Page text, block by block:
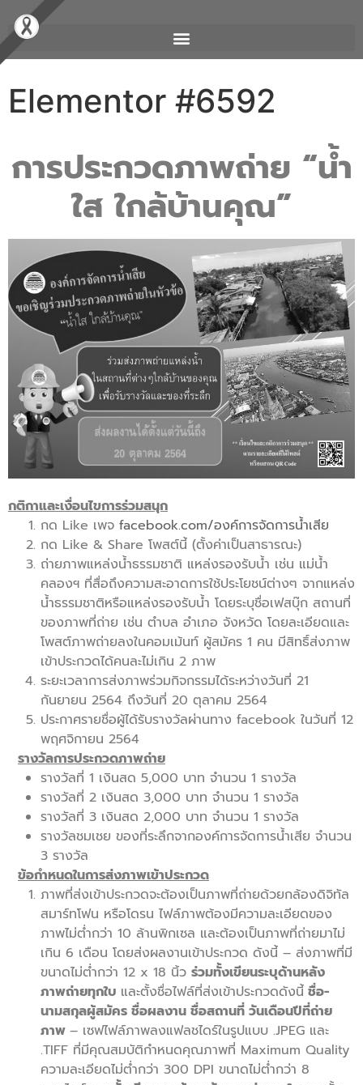
Elementor #6592
การประกวดภาพถ่าย “น้ำ
ใส ใกล้บ้านคุณ”
กติกาและเงื่อนไขการร่วมสนุก
กด Like เพจ facebook.com/องค์การจัดการน้ำเสีย
กด Like & Share โพสต์นี้ (ตั้งค่าเป็นสาธารณะ)
ถ่ายภาพแหล่งน้ำธรรมชาติ แหล่งรองรับน้ำ เช่น แม่น้ำ
คลองฯ ที่สื่อถึงความสะอาดการใช้ประโยชน์ต่างๆ จากแหล่ง
น้ำธรรมชาติหรือแหล่งรองรับน้ำ โดยระบุชื่อเฟสบุ๊ก สถานที่
ของภาพที่ถ่าย เช่น ตำบล อำเภอ จังหวัด โดยละเอียดและ
โพสต์ภาพถ่ายลงในคอมเม้นท์ ผู้สมัคร 1 คน มีสิทธิ์ส่งภาพ
เข้าประกวดได้คนละไม่เกิน 2 ภาพ
ระยะเวลาการส่งภาพร่วมกิจกรรมได้ระหว่างวันที่ 21
กันยายน 2564 ถึงวันที่ 20 ตุลาคม 2564
ประกาศรายชื่อผู้ได้รับรางวัลผ่านทาง facebook ในวันที่ 12
พฤศจิกายน 2564
รางวัลการประกวดภาพถ่าย
รางวัลที่ 1 เงินสด 5,000 บาท จำนวน 1 รางวัล
รางวัลที่ 2 เงินสด 3,000 บาท จำนวน 1 รางวัล
รางวัลที่ 3 เงินสด 2,000 บาท จำนวน 1 รางวัล
รางวัลชมเชย ของที่ระลึกจากองค์การจัดการน้ำเสีย จำนวน
3 รางวัล
ข้อกำหนดในการส่งภาพเข้าประกวด
ภาพที่ส่งเข้าประกวดจะต้องเป็นภาพที่ถ่ายด้วยกล้องดิจิทัล
สมาร์ทโฟน หรือโดรน ไฟล์ภาพต้องมีความละเอียดของ
ภาพไม่ต่ำกว่า 10 ล้านพิกเซล และต้องเป็นภาพที่ถ่ายมาไม่
เกิน 6 เดือน โดยส่งผลงานเข้าประกวด ดังนี้ – ส่งภาพที่มี
ขนาดไม่ต่ำกว่า 12 x 18 นิ้ว ร่วมทั้งเขียนระบุด้านหลัง
ภาพถ่ายทุกใบ และตั้งชื่อไฟล์ที่ส่งเข้าประกวดดังนี้ ชื่อ-
นามสกุลผู้สมัคร ชื่อผลงาน ชื่อสถานที่ วันเดือนปีที่ถ่าย
ภาพ – เซฟไฟล์ภาพลงแฟลชไดร์ในรูปแบบ .JPEG และ
.TIFF ที่มีคุณสมบัติกำหนดคุณภาพที่ Maximum Quality
ความละเอียดไม่ต่ำกว่า 300 DPI ขนาดไม่ต่ำกว่า 8